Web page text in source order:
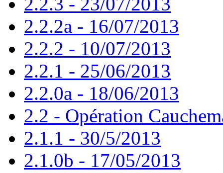
2.2.2a - 16/07/2013
2.2.2 - 10/07/2013
2.2.1 - 25/06/2013
2.2.0a - 18/06/2013
2.2 - Opération
2.1.1 - 30/5/2013
2.1.0b - 17/05/2013